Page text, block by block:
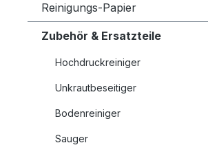
Reinigungs-Papier
Zubehör & Ersatzteile
Hochdruckreiniger
Unkrautbeseitiger
Bodenreiniger
Sauger